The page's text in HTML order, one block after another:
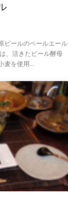
ビールのペールエール
麦を使用...